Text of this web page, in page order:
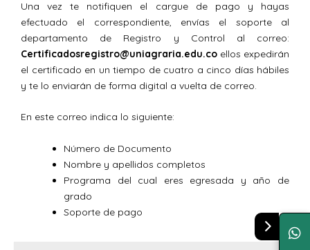
Una vez te notifiquen el cargue de pago y hayas
efectuado el correspondiente, envías el soporte al
departamento de Registro y Control al correo:
Certificadosregistro@uniagraria.edu.co ellos expedirán
el certificado en un tiempo de cuatro a cinco días hábiles
y te lo enviarán de forma digital a vuelta de correo.
En este correo indica lo siguiente:
Número de Documento
Nombre y apellidos completos
Programa del cual eres egresada y año de
grado
Soporte de pago